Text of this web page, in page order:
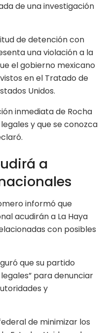
de una investigación
de detención con
una violación a la
el gobierno mexicano
en el Tratado de
Unidos.
inmediata de Rocha
y que se conozca
a
informó que
acudirán a La Haya
con posibles
que su partido
para denunciar
y
de minimizar los